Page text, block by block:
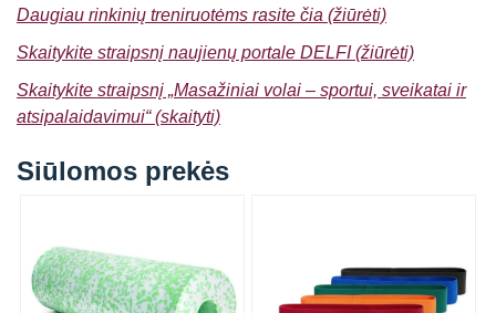
Daugiau rinkinių treniruotėms rasite čia (žiūrėti)
Skaitykite straipsnį naujienų portale DELFI (žiūrėti)
Skaitykite straipsnį „Masažiniai volai – sportui, sveikatai ir
atsipalaidavimui“ (skaityti)
Siūlomos prekės